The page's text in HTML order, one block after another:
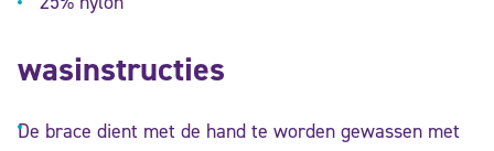
wasinstructies
De brace dient met de hand te worden gewassen met